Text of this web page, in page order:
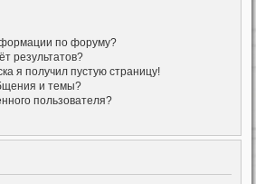
по форуму?
результатов?
я получил пустую страницу!
и темы?
пользователя?